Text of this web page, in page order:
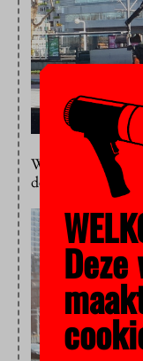
Werkte dat? Nee.
december alweer